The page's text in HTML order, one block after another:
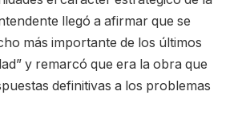
llegó a afirmar que se
más importante de los últimos
y remarcó que era la obra que
definitivas a los problemas